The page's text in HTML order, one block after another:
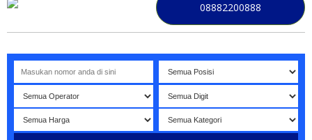
08882200888